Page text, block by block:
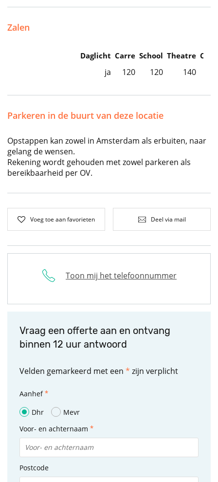
Zalen
Daglicht Carre School Theatre
ja 120 120 140
Parkeren in de buurt van deze locatie
Opstappen kan zowel in Amsterdam als erbuiten, naar
gelang de wensen.
Rekening wordt gehouden met zowel parkeren als
bereikbaarheid per OV.
Voeg toe aan favorieten Deel via mail
Toon mij het telefoonnummer
Vraag een offerte aan en ontvang
binnen 12 uur antwoord
Velden gemarkeerd met een * zijn verplicht
Aanhef
Dhr
Mevr
Voor- en achternaam
Postcode